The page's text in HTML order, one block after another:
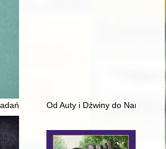
wpływu warunków pogodowych na
Od Auty i Dźwiny do Narwi i